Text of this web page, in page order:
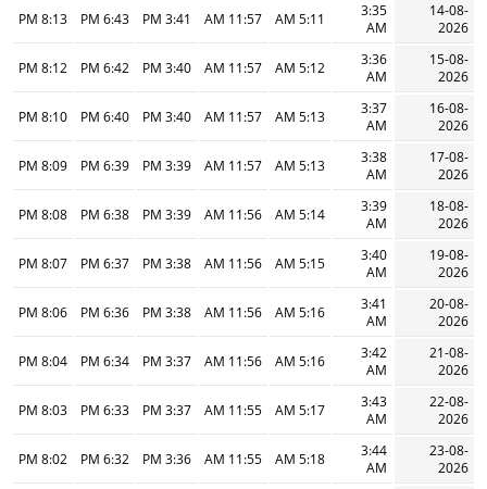
14-08-
2026
3:35
AM
5:11 AM
11:57 AM
3:41 PM
6:43 PM
8:13 PM
15-08-
2026
3:36
AM
5:12 AM
11:57 AM
3:40 PM
6:42 PM
8:12 PM
16-08-
2026
3:37
AM
5:13 AM
11:57 AM
3:40 PM
6:40 PM
8:10 PM
17-08-
2026
3:38
AM
5:13 AM
11:57 AM
3:39 PM
6:39 PM
8:09 PM
18-08-
2026
3:39
AM
5:14 AM
11:56 AM
3:39 PM
6:38 PM
8:08 PM
19-08-
2026
3:40
AM
5:15 AM
11:56 AM
3:38 PM
6:37 PM
8:07 PM
20-08-
2026
3:41
AM
5:16 AM
11:56 AM
3:38 PM
6:36 PM
8:06 PM
21-08-
2026
3:42
AM
5:16 AM
11:56 AM
3:37 PM
6:34 PM
8:04 PM
22-08-
2026
3:43
AM
5:17 AM
11:55 AM
3:37 PM
6:33 PM
8:03 PM
23-08-
2026
3:44
AM
5:18 AM
11:55 AM
3:36 PM
6:32 PM
8:02 PM